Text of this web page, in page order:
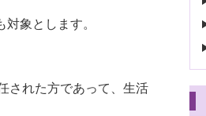
象とします。
された方であって、生活